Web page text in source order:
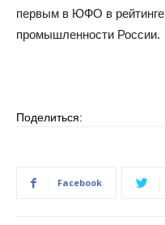
первым в ЮФО в рейтинге
промышленности России.
Поделиться:
Facebook